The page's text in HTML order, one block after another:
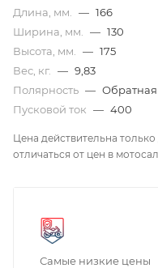
Длина, мм.
— 166
Ширина, мм.
— 130
Высота, мм.
— 175
Вес, кг.
— 9,83
Полярность — Обратная
Пусковой ток — 400
Цена действительна
отличаться от цен в
Самые низкие цены